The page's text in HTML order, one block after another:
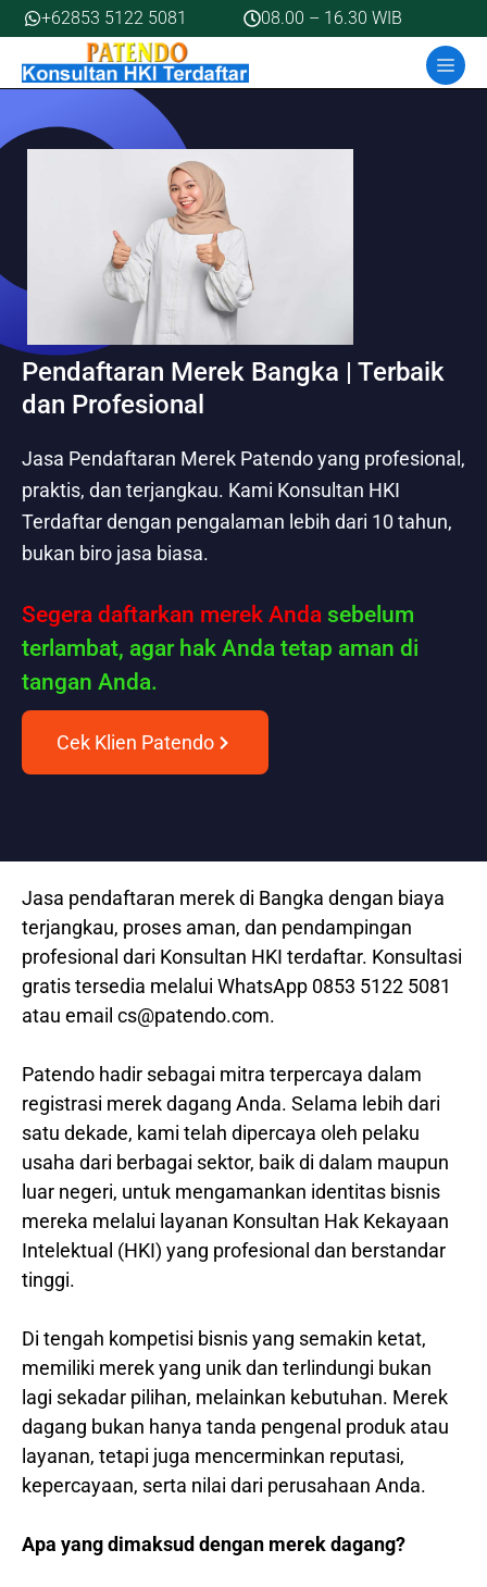
Skip
to
content
+62853 5122 5081 08.00 – 16.30 WIB
Pendaftaran Merek Bangka | Terbaik
dan Profesional
Jasa Pendaftaran Merek Patendo yang profesional,
praktis, dan terjangkau. Kami Konsultan HKI
Terdaftar dengan pengalaman lebih dari 10 tahun,
bukan biro jasa biasa.
Segera daftarkan merek Anda sebelum
terlambat, agar hak Anda tetap aman di
tangan Anda.
Cek Klien Patendo
Jasa pendaftaran merek di Bangka dengan biaya
terjangkau, proses aman, dan pendampingan
profesional dari Konsultan HKI terdaftar. Konsultasi
gratis tersedia melalui WhatsApp 0853 5122 5081
atau email cs@patendo.com.
Patendo hadir sebagai mitra terpercaya dalam
registrasi merek dagang Anda. Selama lebih dari
satu dekade, kami telah dipercaya oleh pelaku
usaha dari berbagai sektor, baik di dalam maupun
luar negeri, untuk mengamankan identitas bisnis
mereka melalui layanan Konsultan Hak Kekayaan
Intelektual (HKI) yang profesional dan berstandar
tinggi.
Di tengah kompetisi bisnis yang semakin ketat,
memiliki merek yang unik dan terlindungi bukan
lagi sekadar pilihan, melainkan kebutuhan. Merek
dagang bukan hanya tanda pengenal produk atau
layanan, tetapi juga mencerminkan reputasi,
kepercayaan, serta nilai dari perusahaan Anda.
Apa yang dimaksud dengan merek dagang?